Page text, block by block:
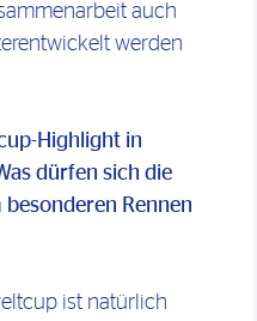
auch
werden
Highlight in
dürfen sich die
besonderen Rennen
ist natürlich